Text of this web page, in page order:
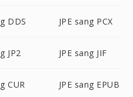
DDS JPE sang PCX
JP2 JPE sang JIF
CUR JPE sang EPUB